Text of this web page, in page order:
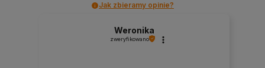
Jak zbieramy opinie?
Weronika
zweryfikowano